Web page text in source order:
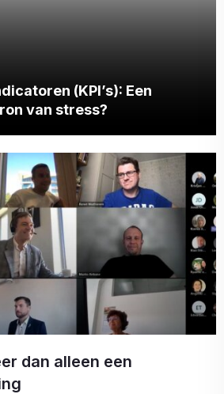
(KPI’s): Een
van stress?
dan alleen een